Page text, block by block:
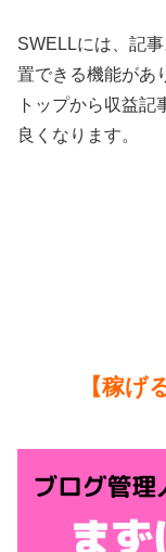
SWELLには、記
置できる機能があ
トップから収益記
良くなります。
【稼げ